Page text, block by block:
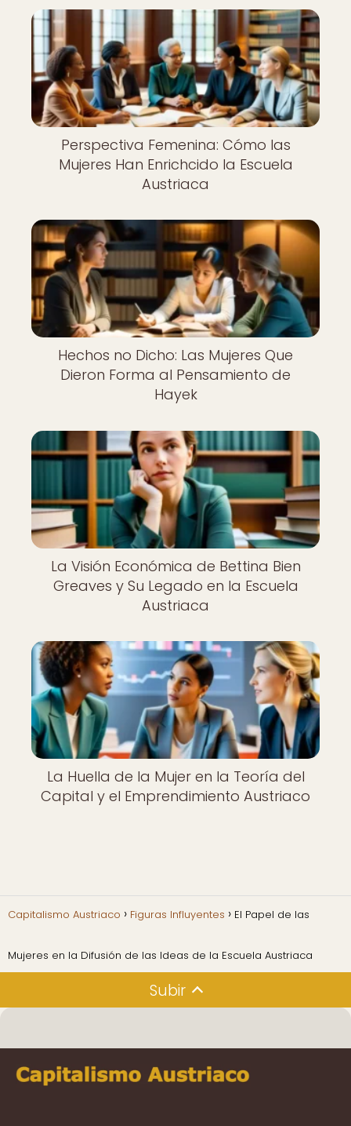
Perspectiva Femenina: Cómo las
Mujeres Han Enrichcido la Escuela
Austriaca
Hechos no Dicho: Las Mujeres Que
Dieron Forma al Pensamiento de
Hayek
La Visión Económica de Bettina Bien
Greaves y Su Legado en la Escuela
Austriaca
La Huella de la Mujer en la Teoría del
Capital y el Emprendimiento Austriaco
Capitalismo Austriaco Figuras Influyentes El Papel de las
Mujeres en la Difusión de las Ideas de la Escuela Austriaca
Subir